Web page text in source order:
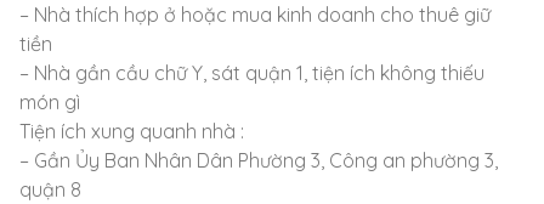
– Nhà thích hợp ở hoặc mua kinh doanh cho thuê giữ
tiền
– Nhà gần cầu chữ Y, sát quận 1, tiện ích không thiếu
món gì
Tiện ích xung quanh nhà :
– Gần Ủy Ban Nhân Dân Phường 3, Công an phường 3,
quận 8